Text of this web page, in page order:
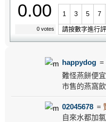
0.00
0 votes
1 3 5 7
請按數字進行
happydog =
難怪燕餅便
市售的燕窩
02045678 =
自來水都加